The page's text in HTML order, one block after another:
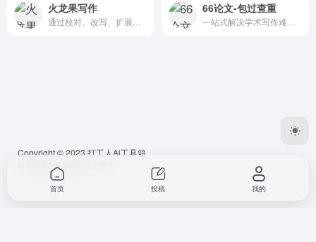
火龙果写作 66论文-包过查重
Copyright © 2023 打工人Ai工具箱
桂ICP备2023002501号-1
首页 投稿 我的